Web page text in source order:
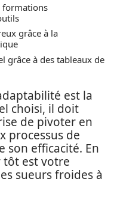
formations
grâce à la
grâce à des tableaux de
est la
choisi, il doit
de pivoter en
processus de
son efficacité. En
tôt est votre
sueurs froides à